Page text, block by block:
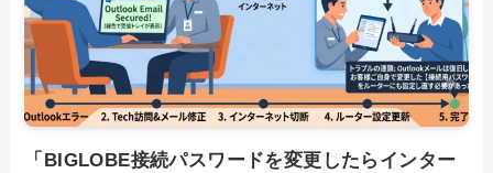
「BIGLOBE接続パスワードを変更したらインター